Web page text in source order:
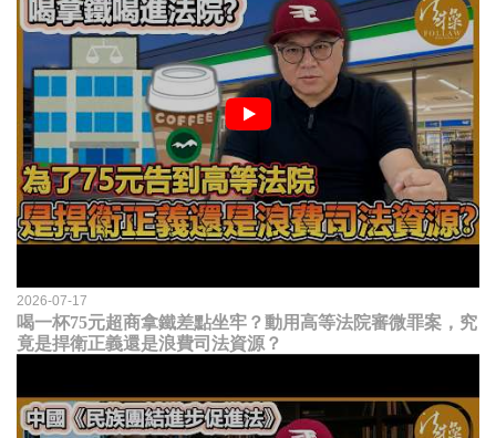
2026-07-17
喝一杯75元超商拿鐵差點坐牢？動用高等法院審微罪案，究
竟是捍衛正義還是浪費司法資源？